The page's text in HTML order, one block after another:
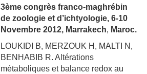
3ème congrès franco-maghrébin
de zoologie et d’ichtyologie, 6-10
Novembre 2012, Marrakech, Maroc.
LOUKIDI B, MERZOUK H, MALTI N,
BENHABIB R. Altérations
métaboliques et balance redox au